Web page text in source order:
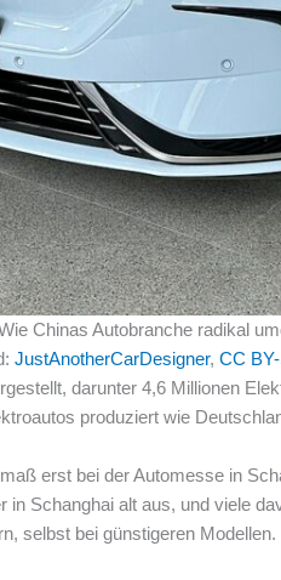
Chinas Autobranche radikal
JustAnotherCarDesigner, CC
darunter 4,6 Millionen
produziert wie
erst bei der Automesse in
in Schanghai alt aus, und viele
selbst bei günstigeren